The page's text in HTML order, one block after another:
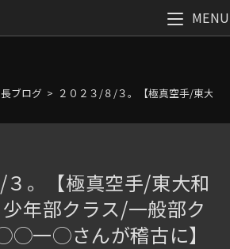
MENU
ブログ > ２０２３/８/３。【極真空手/東大
３。【極真空手/東大和
年部クラス/一般部ク
一◯さんが稽古に】